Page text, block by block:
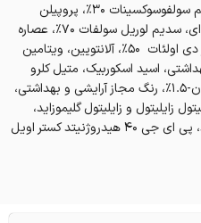
کوکوآمیدوپروپیل بتایین ۳۰%، سدیم سولفوسوکسینات ۳۰%، پروپیلن
گلایکول، گلیسیرین، سدیم پی سی ای، سدیم لوریل سولفات ۷۰%، عصاره
آلوئه ورا، پی ای جی ۱۲۰ متیل گلوکز دی اولئات ۵۰%، آلانتویین، ویتامین
اسید اسکوربیک، متیل کلرو
ایزوتیازولینون و متیل ایزوتیازولینون-۱.۵%، رنگ مجاز آرایشی و بهداشتی،
زایلیتول و زایلیتول گلیموزاید،
کستر اویل